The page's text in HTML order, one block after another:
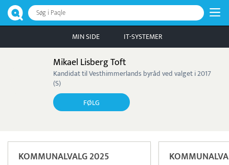
Søg i Paqle
MIN SIDE IT-SYSTEMER
Mikael Lisberg Toft
Kandidat til Vesthimmerlands byråd ved valget i 2017
(S)
FØLG
KOMMUNALVALG 2025